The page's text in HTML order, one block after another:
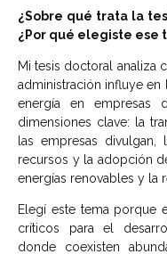
¿Sobre qué trata la
¿Por qué elegiste ese
Mi tesis doctoral analiza
administración influye
energía en empresas
dimensiones clave: la
las empresas
recursos y la adopción
energías renovables y la
Elegí este tema porque
críticos para el
donde coexisten